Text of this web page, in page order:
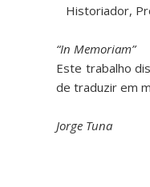
Historiador,
“In Memoriam”
Este trabalho
de traduzir em
Jorge Tuna